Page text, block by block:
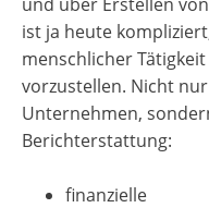
ist ja heute
menschlicher
vorzustellen. Nicht
Unternehmen,
Berichterstattung:
finanzielle